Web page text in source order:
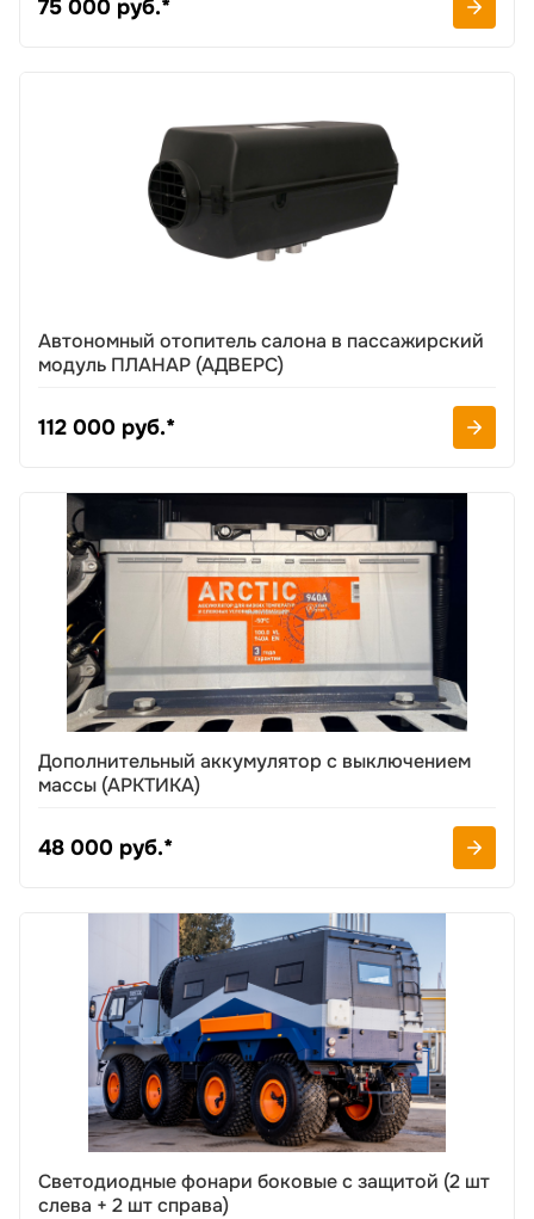
75 000 руб.*
Автономный отопитель салона в пассажирский
модуль ПЛАНАР (АДВЕРС)
112 000 руб.*
Дополнительный аккумулятор с выключением
массы (АРКТИКА)
48 000 руб.*
Светодиодные фонари боковые с защитой (2 шт
слева + 2 шт справа)